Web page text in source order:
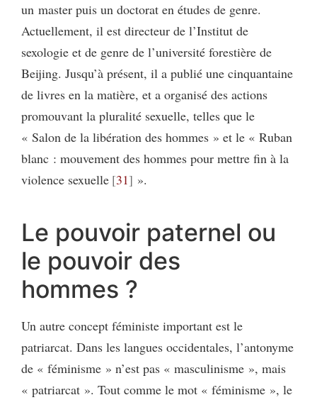
un master puis un doctorat en études de genre.
Actuellement, il est directeur de l’Institut de
sexologie et de genre de l’université forestière de
Beijing. Jusqu’à présent, il a publié une cinquantaine
de livres en la matière, et a organisé des actions
promouvant la pluralité sexuelle, telles que le
« Salon de la libération des hommes » et le « Ruban
blanc : mouvement des hommes pour mettre fin à la
violence sexuelle 31 ».
Le pouvoir paternel ou
le pouvoir des
hommes ?
Un autre concept féministe important est le
patriarcat. Dans les langues occidentales, l’antonyme
de « féminisme » n’est pas « masculinisme », mais
« patriarcat ». Tout comme le mot « féminisme », le